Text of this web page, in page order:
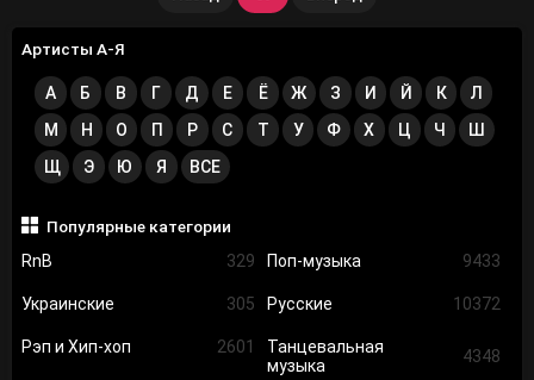
Артисты А-Я
А Б В Г Д Е Ё Ж З И Й К
Л
М
Н О П Р С Т У Ф Х Ц Ч
Ш
Щ
Э Ю Я ВСЕ
Популярные категории
RnB
329 Поп-музыка 9433
Украинские 305 Русские 10372
Рэп и Хип-хоп 2601
Танцевальная
музыка
4348